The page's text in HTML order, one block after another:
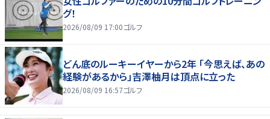
グ！
2026/08/09 17:00ゴルフ
どん底のルーキーイヤーから2年 「今思えば、あの
経験があるから」吉澤柚月は頂点に立った
2026/08/09 16:57ゴルフ